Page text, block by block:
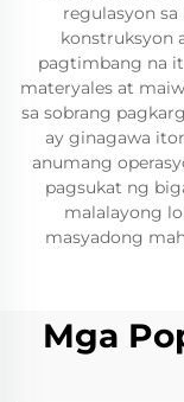
regulasyon
konstruksyon
pagtimbang na
materyales at
sa sobrang
ay ginagawa
anumang
pagsukat ng
malalayong
masyadong
Mga